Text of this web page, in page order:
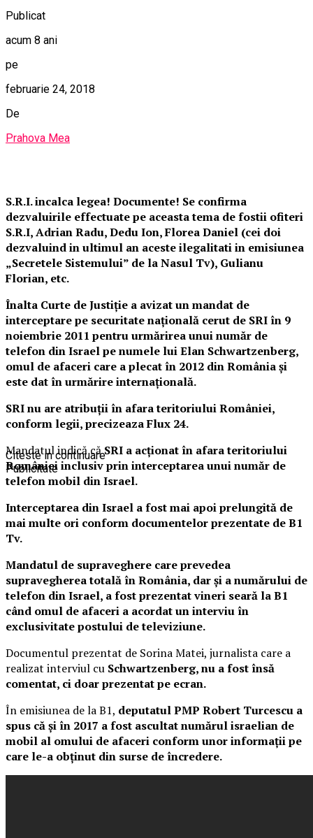
Publicat
acum 8 ani
pe
februarie 24, 2018
De
Prahova Mea
S.R.I. incalca legea! Documente! Se confirma
dezvaluirile effectuate pe aceasta tema de fostii ofiteri
S.R.I, Adrian Radu, Dedu Ion, Florea Daniel (cei doi
dezvaluind in ultimul an aceste ilegalitati in emisiunea
„Secretele Sistemului” de la Nasul Tv), Gulianu
Florian, etc.
Înalta Curte de Justiție a avizat un mandat de
interceptare pe securitate națională cerut de SRI în 9
noiembrie 2011 pentru urmărirea unui număr de
telefon din Israel pe numele lui Elan Schwartzenberg,
omul de afaceri care a plecat în 2012 din România și
este dat în urmărire internațională.
SRI nu are atribuții în afara teritoriuluiRomâniei,
conform legii, precizeaza Flux 24.
Mandatul indică căSRI a acționat în afara teritoriului
României inclusiv prin interceptarea unui număr de
telefon mobil din Israel.
Interceptarea din Israel a fost mai apoi prelungită de
mai multe ori conform documentelor prezentate de B1
Tv.
Mandatul de supraveghere care prevedea
supravegherea totală în România, dar și a numărului de
telefon din Israel, a fost prezentat vineri seară la B1
când omul de afaceri a acordat un interviu în
exclusivitate postului de televiziune.
Documentul prezentat de Sorina Matei, jurnalista care a
realizat interviul cu Schwartzenberg, nu a fost însă
comentat, ci doar prezentat pe ecran.
În emisiunea de la B1, deputatul PMP Robert Turcescu a
spus că și în 2017 a fost ascultat numărul israelian de
mobil al omului de afaceri conform unor informații pe
care le-a obținut din surse de încredere.
Citeste in continuare
Publicitate